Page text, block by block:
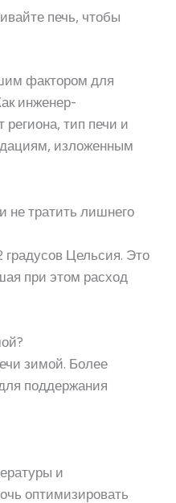
печь, чтобы
фактором для
инженер-
тип печи и
изложенным
не тратить лишнего
Цельсия. Это
при этом расход
зимой. Более
поддержания
и
оптимизировать